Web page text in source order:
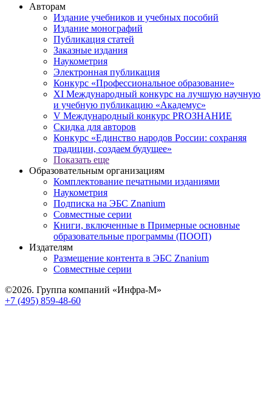
Авторам
Издание учебников и учебных пособий
Издание монографий
Публикация статей
Заказные издания
Наукометрия
Электронная публикация
Конкурс «Профессиональное образование»
XI Международный конкурс на лучшую научную
и учебную публикацию «Академус»
V Международный конкурс PROЗНАНИЕ
Скидка для авторов
Конкурс «Единство народов России: сохраняя
традиции, создаем будущее»
Показать еще
Образовательным организациям
Комплектование печатными изданиями
Наукометрия
Подписка на ЭБС Znanium
Совместные серии
Книги, включенные в Примерные основные
образовательные программы (ПООП)
Издателям
Размещение контента в ЭБС Znanium
Совместные серии
©2026. Группа компаний «Инфра-М»
+7 (495) 859-48-60